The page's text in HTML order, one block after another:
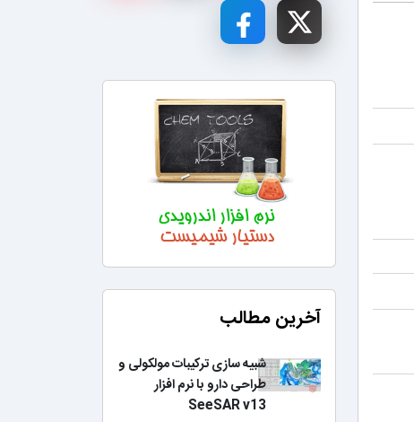
آخرین مطالب
شبیه سازی ترکیبات مولکولی و
طراحی دارو با نرم افزار
SeeSAR v13